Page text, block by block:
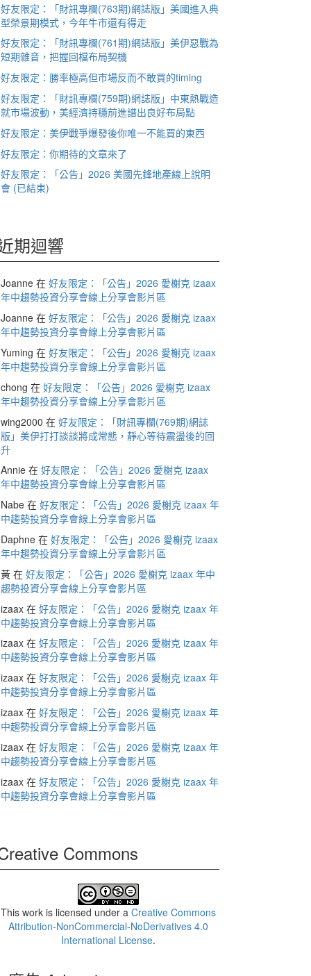
好友限定：「財訊專欄(763期)網誌版」美國進入典
型榮景期模式，今年牛市還有得走
好友限定：「財訊專欄(761期)網誌版」美伊惡戰為
短期雜音，把握回檔布局契機
好友限定：勝率極高但市場反而不敢買的timing
好友限定：「財訊專欄(759期)網誌版」中東熱戰造
就市場波動，美經濟持穩前進譜出良好布局點
好友限定：美伊戰爭爆發後你唯一不能買的東西
好友限定：你期待的文章來了
好友限定：「公告」2026 美國先鋒地產線上說明
會 (已結束)
期迴響
Joanne 在 好友限定：「公告」2026 愛榭克 izaax
年中趨勢投資分享會線上分享會影片區
Joanne 在 好友限定：「公告」2026 愛榭克 izaax
年中趨勢投資分享會線上分享會影片區
Yuming 在 好友限定：「公告」2026 愛榭克 izaax
年中趨勢投資分享會線上分享會影片區
chong 在 好友限定：「公告」2026 愛榭克 izaax
年中趨勢投資分享會線上分享會影片區
wing2000 在 好友限定：「財訊專欄(769期)網誌
版」美伊打打談談將成常態，靜心等待震盪後的回
升
Annie 在 好友限定：「公告」2026 愛榭克 izaax
年中趨勢投資分享會線上分享會影片區
Nabe 在 好友限定：「公告」2026 愛榭克 izaax 年
中趨勢投資分享會線上分享會影片區
Daphne 在 好友限定：「公告」2026 愛榭克 izaax
年中趨勢投資分享會線上分享會影片區
黃 在 好友限定：「公告」2026 愛榭克 izaax 年中
趨勢投資分享會線上分享會影片區
izaax 在 好友限定：「公告」2026 愛榭克 izaax 年
中趨勢投資分享會線上分享會影片區
izaax 在 好友限定：「公告」2026 愛榭克 izaax 年
中趨勢投資分享會線上分享會影片區
izaax 在 好友限定：「公告」2026 愛榭克 izaax 年
中趨勢投資分享會線上分享會影片區
izaax 在 好友限定：「公告」2026 愛榭克 izaax 年
中趨勢投資分享會線上分享會影片區
izaax 在 好友限定：「公告」2026 愛榭克 izaax 年
中趨勢投資分享會線上分享會影片區
izaax 在 好友限定：「公告」2026 愛榭克 izaax 年
中趨勢投資分享會線上分享會影片區
Commons
This work is licensed under a Creative Commons
Attribution-NonCommercial-NoDerivatives 4.0
International License.